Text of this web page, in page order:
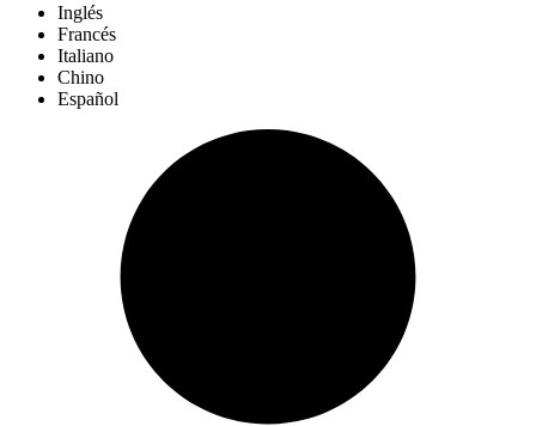
Inglés
Francés
Italiano
Chino
Español